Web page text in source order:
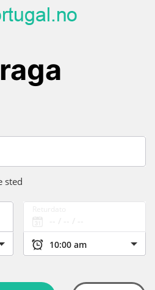
sted